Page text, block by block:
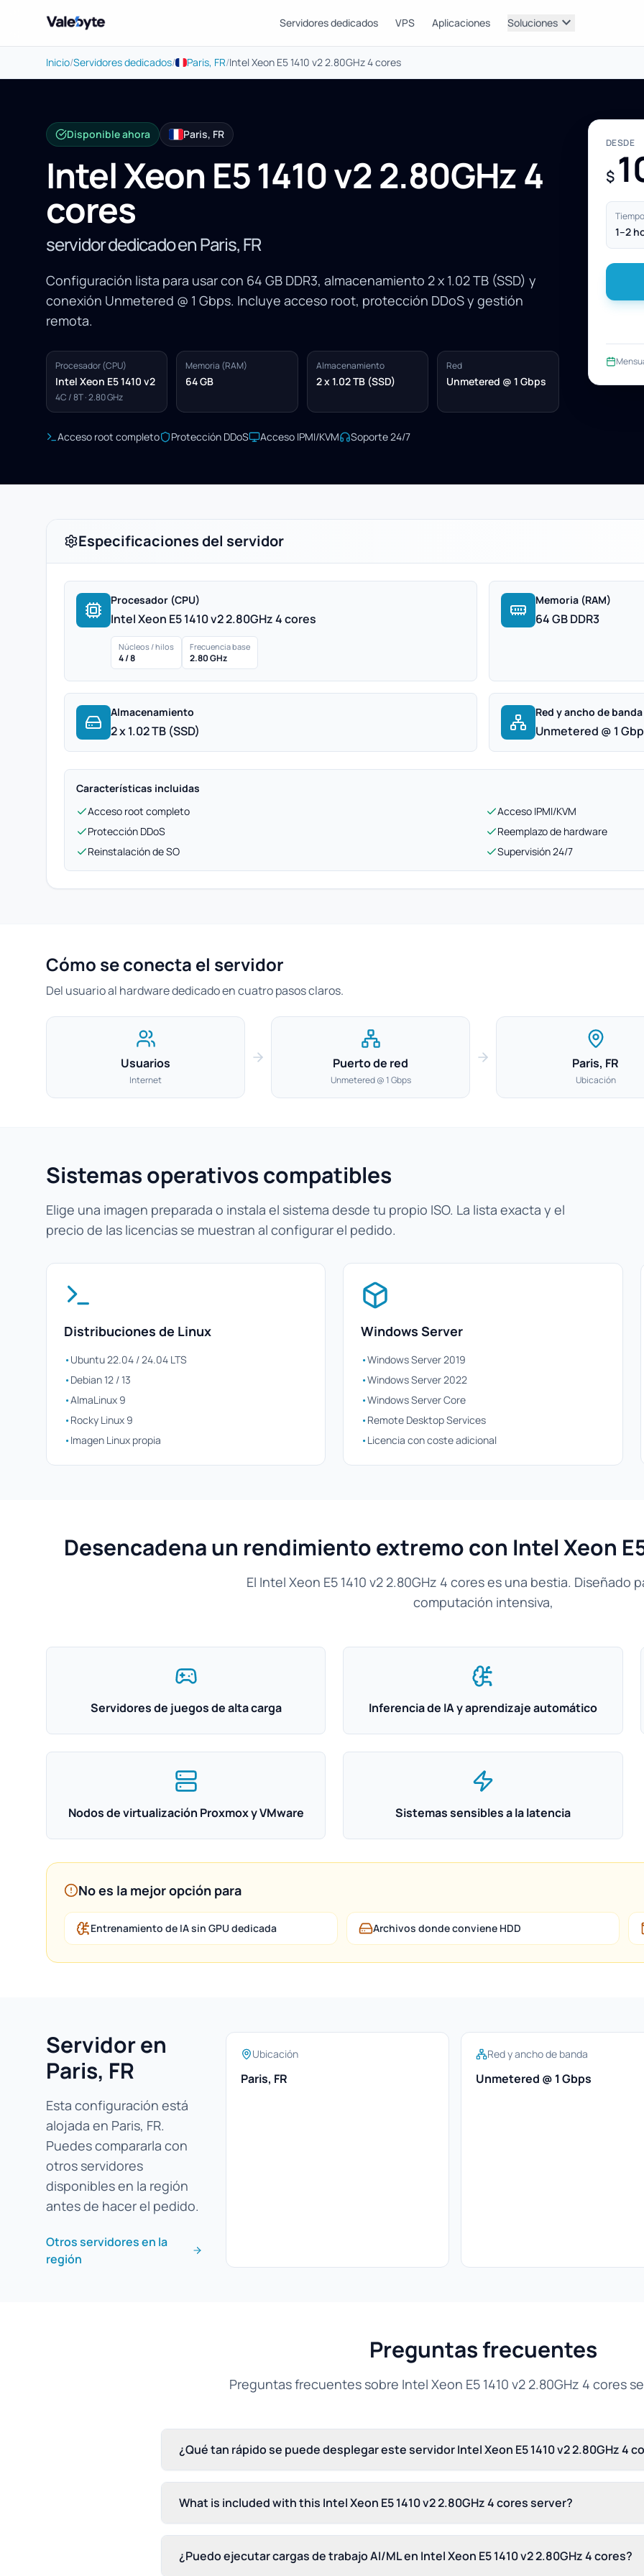
Valebyte Servidores dedicados VPS Aplicaciones Soluciones expand_more
Inicio/Servidores dedicados/ Paris, FR/Intel Xeon E5 1410 v2 2.80GHz 4 cores
Disponible ahora Paris, FR
Intel Xeon E5 1410 v2 2.80GHz 4
cores
servidor dedicado en Paris, FR
Configuración lista para usar con 64 GB DDR3, almacenamiento 2 x 1.02 TB (SSD) y
conexión Unmetered @ 1 Gbps. Incluye acceso root, protección DDoS y gestión
remota.
Procesador (CPU)
Intel Xeon E5 1410 v2
4C / 8T · 2.80 GHz
Memoria (RAM)
64 GB
Almacenamiento
2 x 1.02 TB (SSD)
Red
Unmetered @ 1 Gbps
Acceso root completo Protección DDoS Acceso IPMI/KVM Soporte 24/7
DESDE
$
1–2
Especificaciones del servidor
Procesador (CPU)
Intel Xeon E5 1410 v2 2.80GHz 4 cores
Núcleos / hilos
4 / 8
Frecuencia base
2.80 GHz
Memoria (RAM)
64 GB DDR3
Almacenamiento
2 x 1.02 TB (SSD)
Red y ancho de banda
Unmetered @ 1
Características incluidas
Acceso root completo
Acceso IPMI/KVM
Protección DDoS
Reemplazo de hardware
Reinstalación de SO
Supervisión 24/7
Cómo se conecta el servidor
Del usuario al hardware dedicado en cuatro pasos claros.
Usuarios
Internet
Puerto de red
Unmetered @ 1 Gbps
Paris, FR
Ubicación
Sistemas operativos compatibles
Elige una imagen preparada o instala el sistema desde tu propio ISO. La lista exacta y el
precio de las licencias se muestran al configurar el pedido.
Distribuciones de Linux
•Ubuntu 22.04 / 24.04 LTS
•Debian 12 / 13
•AlmaLinux 9
•Rocky Linux 9
•Imagen Linux propia
Windows Server
•Windows Server 2019
•Windows Server 2022
•Windows Server Core
•Remote Desktop Services
•Licencia con coste adicional
Desencadena un rendimiento extremo con Intel Xeon
El Intel Xeon E5 1410 v2 2.80GHz 4 cores es una bestia. Diseñado
computación intensiva,
Servidores de juegos de alta carga Inferencia de IA y aprendizaje automático
Nodos de virtualización Proxmox y VMware Sistemas sensibles a la latencia
No es la mejor opción para
Entrenamiento de IA sin GPU dedicada Archivos donde conviene HDD
Servidor en
Paris, FR
Esta configuración está
alojada en Paris, FR.
Puedes compararla con
otros servidores
disponibles en la región
antes de hacer el pedido.
Otros servidores en la
región
Ubicación
Paris, FR
Red y ancho de banda
Unmetered @ 1 Gbps
Preguntas frecuentes
Preguntas frecuentes sobre Intel Xeon E5 1410 v2 2.80GHz 4 cores
¿Qué tan rápido se puede desplegar este servidor Intel Xeon E5 1410 v2 2.80GHz 4
What is included with this Intel Xeon E5 1410 v2 2.80GHz 4 cores server?
¿Puedo ejecutar cargas de trabajo AI/ML en Intel Xeon E5 1410 v2 2.80GHz 4 cores?